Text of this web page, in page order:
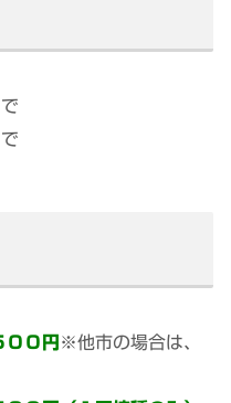
００円 ※他市の場合は、